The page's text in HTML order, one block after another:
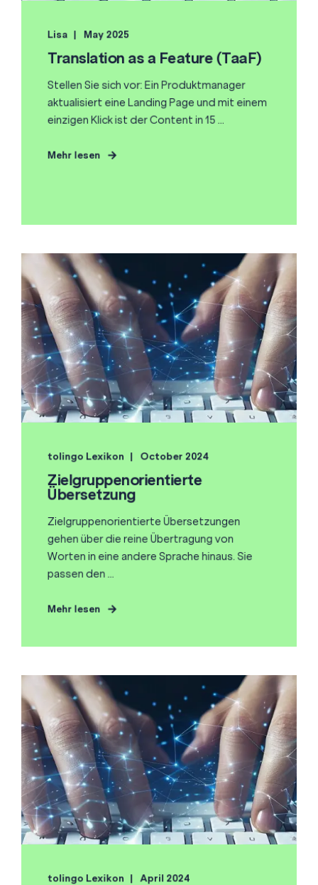
Lisa May 2025
Translation as a Feature (TaaF)
Stellen Sie sich vor: Ein Produktmanager
aktualisiert eine Landing Page und mit einem
einzigen Klick ist der Content in 15 ...
Mehr lesen
tolingo Lexikon October 2024
Zielgruppenorientierte
Übersetzung
Zielgruppenorientierte Übersetzungen
gehen über die reine Übertragung von
Worten in eine andere Sprache hinaus. Sie
passen den ...
Mehr lesen
tolingo Lexikon April 2024